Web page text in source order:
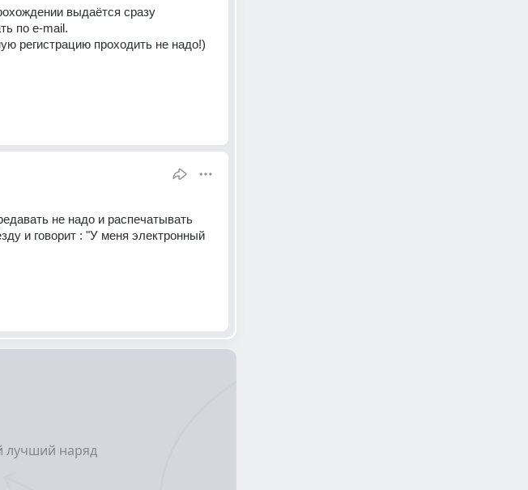
выдаётся сразу
по e-mail.
регистрацию проходить не надо!)
не надо и распечатывать
и говорит : "У меня электронный